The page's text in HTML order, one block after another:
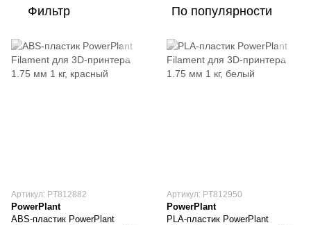
Фильтр По популярности
Артикул: PT812882
PowerPlant
ABS-пластик PowerPlant
Артикул: PT812950
PowerPlant
PLA-пластик PowerPlant